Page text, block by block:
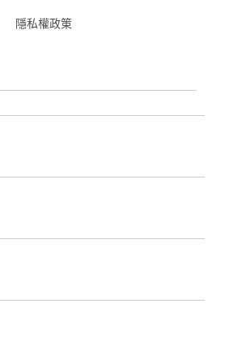
隱私權政䇿